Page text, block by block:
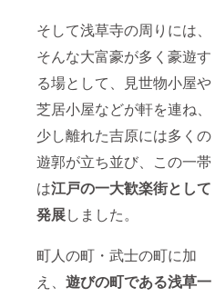
そして浅草寺の周りには、
そんな大富豪が多く豪遊す
る場として、見世物小屋や
芝居小屋などが軒を連ね、
少し離れた吉原には多くの
遊郭が立ち並び、この一帯
は江戸の一大歓楽街として
発展しました。
町人の町・武士の町に加
え、 遊びの町である浅草一